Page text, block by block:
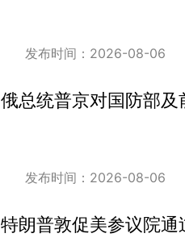
发布时间：2026-08-06
俄总统普京对国防部
发布时间：2026-08-06
特朗普敦促美参议院